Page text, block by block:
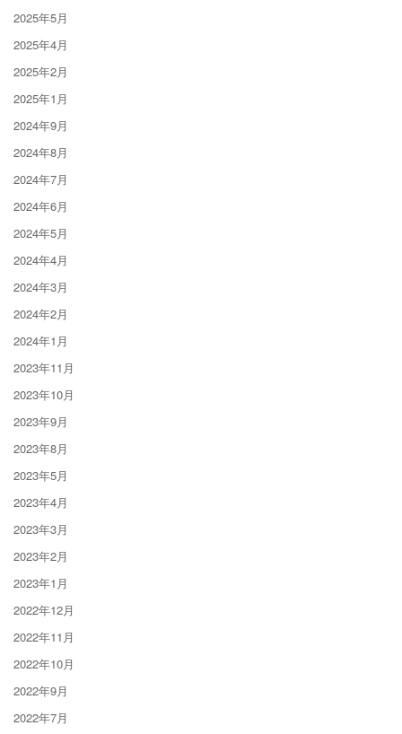
2025年5月
2025年4月
2025年2月
2025年1月
2024年9月
2024年8月
2024年7月
2024年6月
2024年5月
2024年4月
2024年3月
2024年2月
2024年1月
2023年11月
2023年10月
2023年9月
2023年8月
2023年5月
2023年4月
2023年3月
2023年2月
2023年1月
2022年12月
2022年11月
2022年10月
2022年9月
2022年7月